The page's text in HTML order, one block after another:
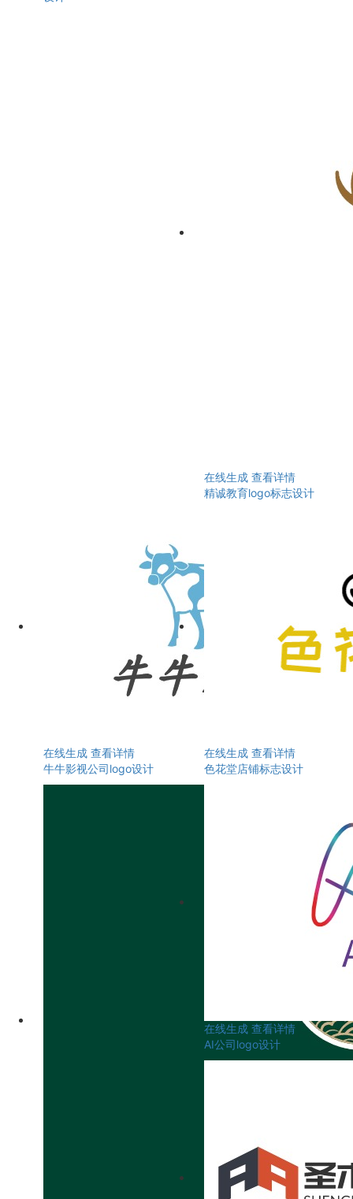
在线生成 查看详情
精诚教育logo标志设计
在线生成 查看详情
牛牛影视公司logo设计
在线生成 查看详情
色花堂店铺标志设计
在线生成 查看详情
AI公司logo设计